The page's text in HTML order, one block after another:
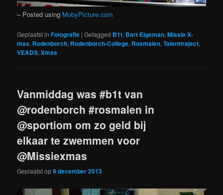
– Posted using MobyPicture.com
Geplaatst in Fotografie |Getagged B1t, Bart Eigeman,Missie X-
mas, Rodenborch, Rodenborch-College, Rosmalen,Talenttraject,
VEADS,Xmas
Vanmiddag was #b1t van
@rodenborch #rosmalen in
@sportiom om zo geld bij
elkaar te zwemmen voor
@Missiexmas
Geplaatst op9 december 2013